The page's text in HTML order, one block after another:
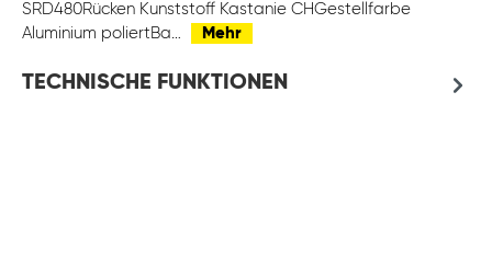
SRD480Rücken Kunststoff Kastanie CHGestellfarbe
Aluminium poliertBa…
Mehr
TECHNISCHE FUNKTIONEN